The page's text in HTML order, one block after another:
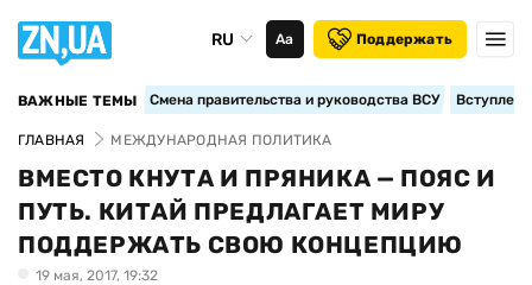
RU Аа Поддержать
ВАЖНЫЕ ТЕМЫ Смена правительства и руководства ВСУ
ГЛАВНАЯ МЕЖДУНАРОДНАЯ ПОЛИТИКА
ВМЕСТО КНУТА И ПРЯНИКА — ПОЯС И
ПУТЬ. КИТАЙ ПРЕДЛАГАЕТ МИРУ
ПОДДЕРЖАТЬ СВОЮ КОНЦЕПЦИЮ
19 мая, 2017, 19:32